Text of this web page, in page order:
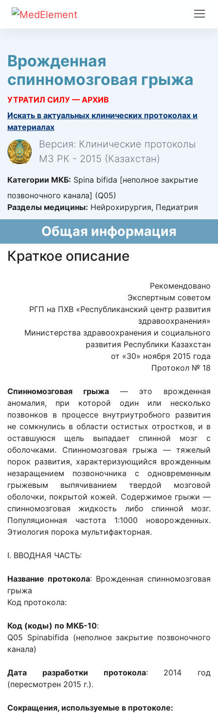
Врожденная
спинномозговая грыжа
УТРАТИЛ СИЛУ — АРХИВ
Искать в актуальных клинических протоколах и
материалах
Версия: Клинические протоколы
МЗ РК - 2015 (Казахстан)
Категории МКБ: Spina bifida [неполное закрытие
позвоночного канала] (Q05)
Разделы медицины: Нейрохирургия, Педиатрия
Общая информация
Краткое описание
Рекомендовано
Экспертным советом
РГП на ПХВ «Республиканский центр развития
здравоохранения»
Министерства здравоохранения и социального
развития Республики Казахстан
от «30» ноября 2015 года
Протокол № 18
Спинномозговая грыжа — это врожденная
аномалия, при которой один или несколько
позвонков в процессе внутриутробного развития
не сомкнулись в области остистых отростков, и в
оставшуюся щель выпадает спинной мозг с
оболочками. Спинномозговая грыжа — тяжелый
порок развития, характеризующийся врожденным
незаращением позвоночника с одновременным
грыжевым выпячиванием твердой мозговой
оболочки, покрытой кожей. Содержимое грыжи —
спинномозговая жидкость либо спинной мозг.
Популяционная частота 1:1000 новорожденных.
Этиология порока мультифакторная.
I. ВВОДНАЯ ЧАСТЬ:
Название протокола: Врожденная спинномозговая
грыжа
Код протокола:
Код (коды) по МКБ-10:
Q05 Spinabifida (неполное закрытие позвоночного
канала)
Дата разработки протокола: 2014 год
(пересмотрен 2015 г.).
Сокращения, используемые в протоколе: